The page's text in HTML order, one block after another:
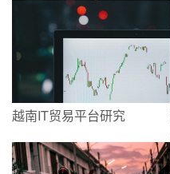
越南IT贸易平台研究